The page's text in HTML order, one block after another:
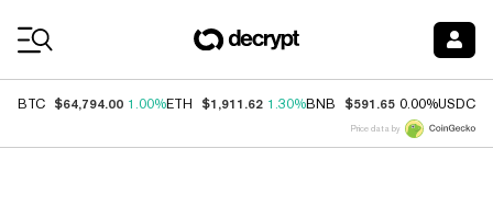
BTC $64,794.00 1.00%ETH $1,911.62 1.30%BNB $591.65 0.00%USDC
Price data by